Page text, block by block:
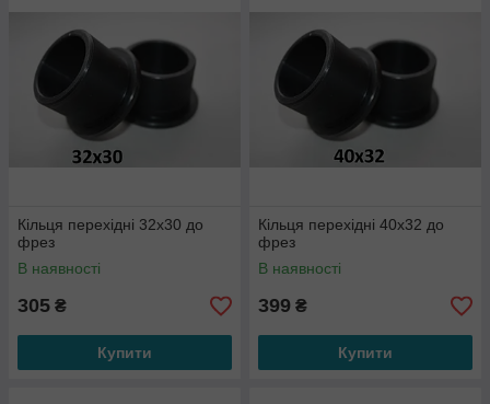
Кільця перехідні 32x30 до
фрез
В наявності
305 ₴
Купити
Кільця перехідні 40x32 до
фрез
В наявності
399 ₴
Купити